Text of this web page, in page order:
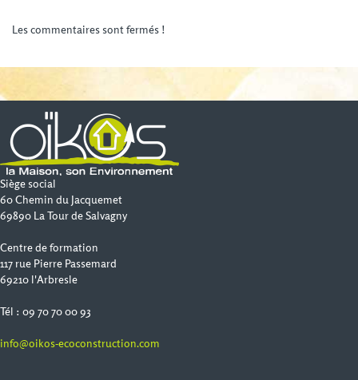
Les commentaires sont fermés !
Siège social
60 Chemin du Jacquemet
69890 La Tour de Salvagny
Centre de formation
117 rue Pierre Passemard
69210 l'Arbresle
Tél : 09 70 70 00 93
info@oikos-ecoconstruction.com